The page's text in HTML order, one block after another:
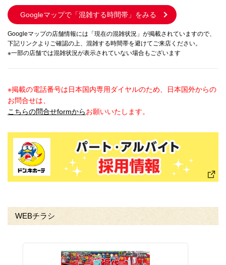
Googleマップで 「混雑する時間帯」をみる
Googleマップの店舗情報には「現在の混雑状況」が掲載されていますので、
下記リンクよりご確認の上、混雑する時間帯を避けてご来店ください。
※一部の店舗では混雑状況が表示されていない場合もございます
※掲載の電話番号は日本国内専用ダイヤルのため、日本国外からの
お問合せは、
こちらの問合せformからお願いいたします。
WEBチラシ